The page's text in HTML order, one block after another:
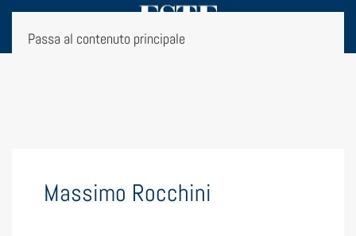
Passa al contenuto principale
Massimo Rocchini